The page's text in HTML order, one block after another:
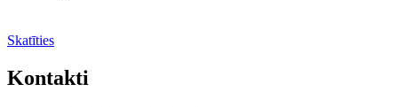
Skatīties
Kontakti